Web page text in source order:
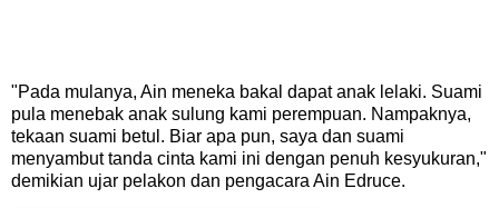
"Pada mulanya, Ain meneka bakal dapat anak lelaki. Suami
pula menebak anak sulung kami perempuan. Nampaknya,
tekaan suami betul. Biar apa pun, saya dan suami
menyambut tanda cinta kami ini dengan penuh kesyukuran,"
demikian ujar pelakon dan pengacara Ain Edruce.